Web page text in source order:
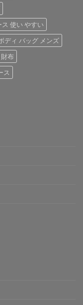
使い やすい
ディ バッグ メンズ
布
ス